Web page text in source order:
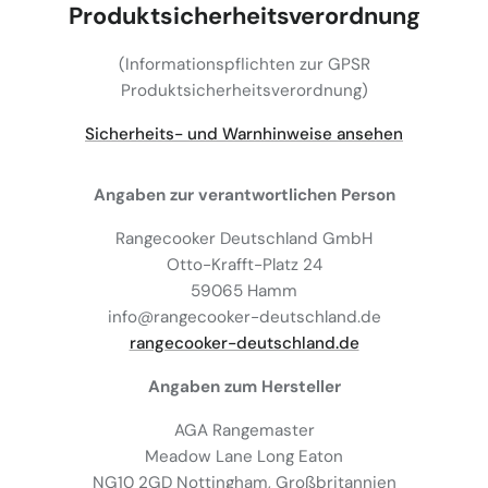
Produktsicherheitsverordnung
(Informationspflichten zur GPSR
Produktsicherheitsverordnung)
Sicherheits- und Warnhinweise ansehen
Angaben zur verantwortlichen Person
Rangecooker Deutschland GmbH
Otto-Krafft-Platz 24
59065 Hamm
info@rangecooker-deutschland.de
rangecooker-deutschland.de
Angaben zum Hersteller
AGA Rangemaster
Meadow Lane Long Eaton
NG10 2GD Nottingham, Großbritannien